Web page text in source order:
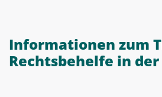
Informationen zum
Rechtsbehelfe in